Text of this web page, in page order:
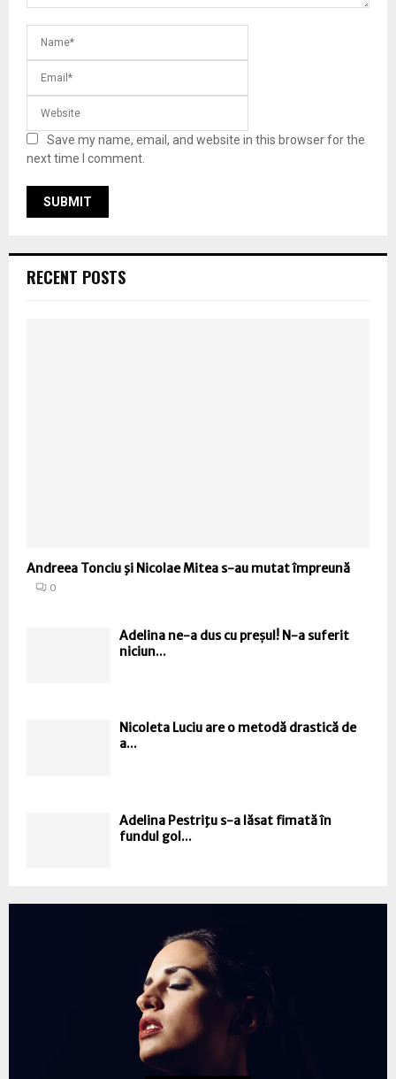
Save my name, email, and website in this browser for the
next time I comment.
RECENT POSTS
Andreea Tonciu şi Nicolae Mitea s-au mutat împreună
0
Adelina ne-a dus cu preșul! N-a suferit
niciun...
Nicoleta Luciu are o metodă drastică de
a...
Adelina Pestriţu s-a lăsat fimată în
fundul gol...